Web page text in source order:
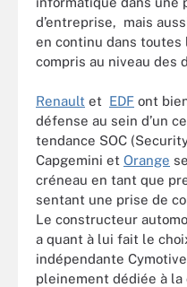
d’entreprise, mais
en continu dans toutes
compris au niveau des
Renault et EDF ont
défense au sein d’un
tendance SOC
Capgemini et Orange
créneau en tant que
sentant une prise de
Le constructeur
a quant à lui fait le
indépendante
pleinement dédiée à